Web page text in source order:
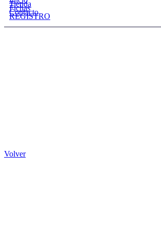
Tienda
Fichas
Contacto
REGISTRO
Volver